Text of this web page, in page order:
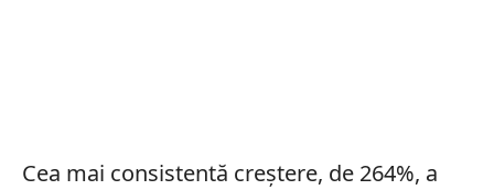
Cea mai consistentă creștere, de 264%, a